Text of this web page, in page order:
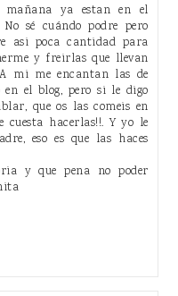
mañana ya estan en el
sé cuándo podre pero
asi poca cantidad para
y freirlas que llevan
mi me encantan las de
el blog, pero si le digo
que os las comeis en
hacerlas!!. Y yo le
eso es que las haces
y que pena no poder